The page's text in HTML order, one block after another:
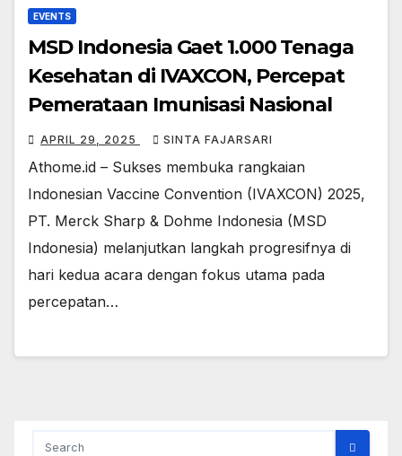
EVENTS
MSD Indonesia Gaet 1.000 Tenaga
Kesehatan di IVAXCON, Percepat
Pemerataan Imunisasi Nasional
APRIL 29, 2025 SINTA FAJARSARI
Athome.id – Sukses membuka rangkaian
Indonesian Vaccine Convention (IVAXCON) 2025,
PT. Merck Sharp & Dohme Indonesia (MSD
Indonesia) melanjutkan langkah progresifnya di
hari kedua acara dengan fokus utama pada
percepatan…